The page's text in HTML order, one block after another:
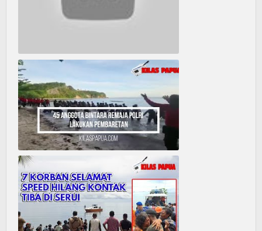
45 Anggota Bintara Remaja Polri lakukan pembaretan kilas papua